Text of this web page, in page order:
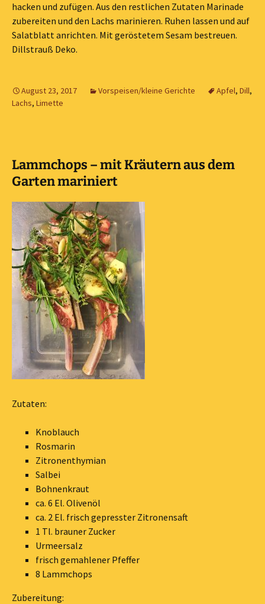
hacken und zufügen. Aus den restlichen Zutaten Marinade
zubereiten und den Lachs marinieren. Ruhen lassen und auf
Salatblatt anrichten. Mit geröstetem Sesam bestreuen.
Dillstrauß Deko.
August 23, 2017 Vorspeisen/kleine Gerichte Apfel, Dill,
Lachs, Limette
Lammchops – mit Kräutern aus dem
Garten mariniert
Zutaten:
Knoblauch
Rosmarin
Zitronenthymian
Salbei
Bohnenkraut
ca. 6 El. Olivenöl
ca. 2 El. frisch gepresster Zitronensaft
1 Tl. brauner Zucker
Urmeersalz
frisch gemahlener Pfeffer
8 Lammchops
Zubereitung: